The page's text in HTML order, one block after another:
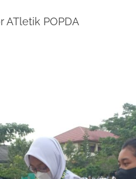
ATletik POPDA